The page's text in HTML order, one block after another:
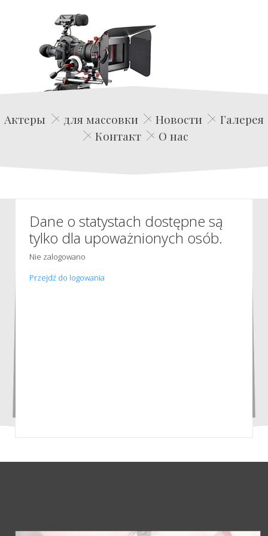
Edwin Film Agencja Aktorska
Актеры для массовки Новости
Галерея
Контакт
О нас
Dane o statystach dostępne są
tylko dla upoważnionych osób.
Nie zalogowano
Przejdź do logowania